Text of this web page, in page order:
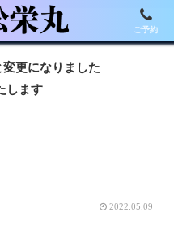
更になりました
します
2022.05.09
ご予約